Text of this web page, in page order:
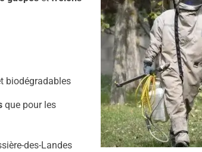
biodégradables
que pour les
des-Landes